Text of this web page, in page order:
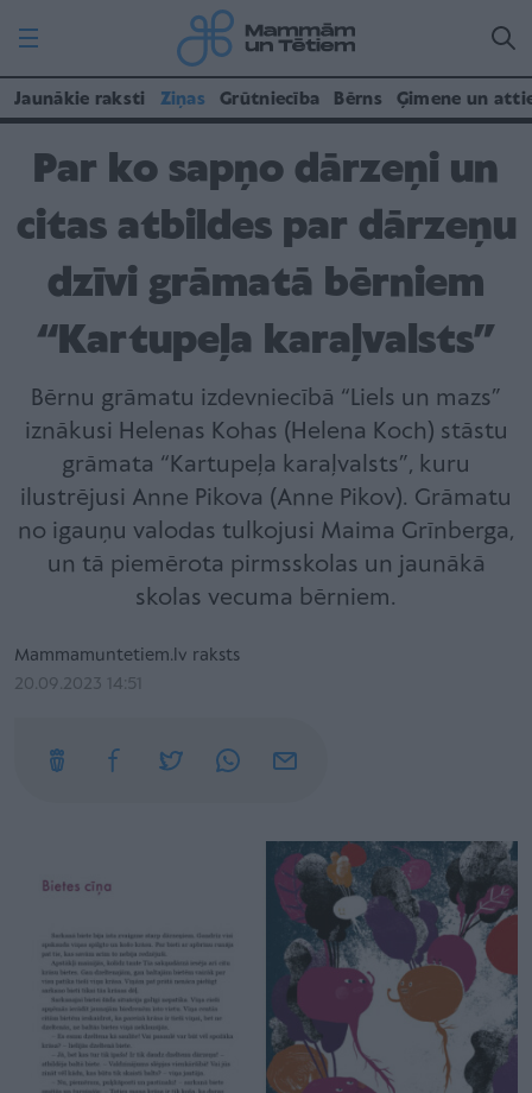
Jaunākie raksti Ziņas Grūtniecība Bērns Ģimene un
Par ko sapņo dārzeņi un
citas atbildes par dārzeņu
dzīvi grāmatā bērniem
“Kartupeļa karaļvalsts”
Bērnu grāmatu izdevniecībā “Liels un mazs”
iznākusi Helenas Kohas (Helena Koch) stāstu
grāmata “Kartupeļa karaļvalsts”, kuru
ilustrējusi Anne Pikova (Anne Pikov). Grāmatu
no igauņu valodas tulkojusi Maima Grīnberga,
un tā piemērota pirmsskolas un jaunākā
skolas vecuma bērniem.
Mammamuntetiem.lv raksts
20.09.2023 14:51